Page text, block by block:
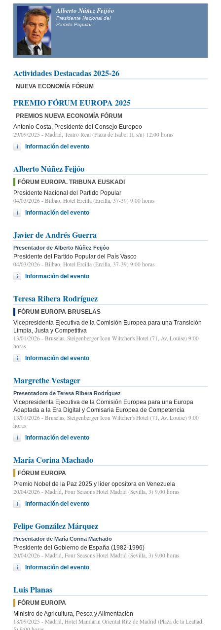
Alberto Núñez Feijóo
Presidente Nacional del
Partido Popular
Actividades Destacadas 2025-26
NUEVA ECONOMÍA FÓRUM
PREMIO FÓRUM EUROPA 2025
PREMIOS NUEVA ECONOMÍA FÓRUM
Antonio Costa, Presidente del Consejo Europeo
29/09/2025 - Madrid, Teatro Real (Plaza de Isabel II, s/n) 12:00 horas
Información del evento
Alberto Núñez Feijóo
FÓRUM EUROPA. TRIBUNA EUSKADI
Presidente Nacional del Partido Popular
04/03/2026 - Bilbao, Hotel Ercilla (Ercilla, 37-39) 9:00 horas
Información del evento
Javier de Andrés Guerra
Presentador de Alberto Núñez Feijóo
Presidente del Partido Popular del País Vasco
04/03/2026 - Bilbao, Hotel Ercilla (Ercilla, 37-39) 9:00 horas
Información del evento
Teresa Ribera Rodríguez
FÓRUM EUROPA BRUSELAS
Vicepresidenta Ejecutiva de la Comisión Europea para una Transición
Limpia, Justa y Competitiva
13/01/2026 - Bruselas, Steigenberger Icon Wiltcher's Hotel (71, Av. Louise) 9:00
horas
Información del evento
Margrethe Vestager
Presentadora de Teresa Ribera Rodríguez
Vicepresidenta Ejecutiva de la Comisión Europea para una Europa
Adaptada a la Era Digital y Comisaria Europea de Competencia
13/01/2026 - Bruselas, Steigenberger Icon Wiltcher's Hotel (71, Av. Louise) 9:00
horas
Información del evento
María Corina Machado
FÓRUM EUROPA
Premio Nobel de la Paz 2025 y líder opositora en Venezuela
20/04/2026 - Madrid, Four Seasons Hotel Madrid (Sevilla, 3) 9.00 horas
Información del evento
Felipe González Márquez
Presentador de María Corina Machado
Presidente del Gobierno de España (1982-1996)
20/04/2026 - Madrid, Four Seasons Hotel Madrid (Sevilla, 3) 9.00 horas
Información del evento
Luis Planas
FÓRUM EUROPA
Ministro de Agricultura, Pesca y Alimentación
18/09/2025 - Madrid, Hotel Mandarin Oriental Ritz de Madrid (Plaza de la Lealtad,